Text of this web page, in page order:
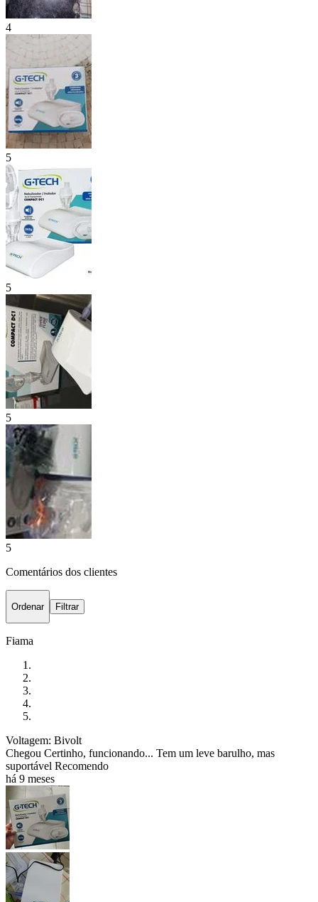
4
5
5
5
5
Comentários dos clientes
Ordenar Filtrar
Fiama
Voltagem: Bivolt
Chegou Certinho, funcionando... Tem um leve barulho, mas
suportável Recomendo
há 9 meses